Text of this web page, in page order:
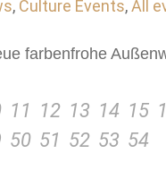
, Culture Events,All
farbenfrohe
11 12 13 14 15
50 51 52 53 54